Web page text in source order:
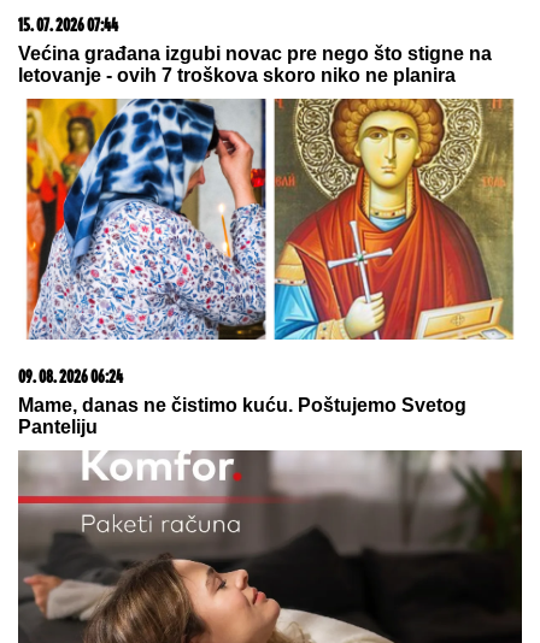
TEŠKA NESREĆA NA MAGISTRALNOM PUTU!
Saobraćaj potpuno obustavljen, IMA POVREĐENIH:
Policija vrši uviđaj kod Stoca
Voditeljka zauvek odustala od
vantelesne, a sad sa mužem slavi 16
godina braka: "Dovoljni smo jedno
drugom"
Ana Nikolić šokirala: Otkrila kako je
Rale kažnjava, evo šta joj radi iza
zatvorenih vrata!
08. 08. 2026 10:55
Блокадери нападају Синишу Малог, њихов
економски стручњак им „срушио снешка”